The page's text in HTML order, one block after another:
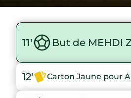
11' But de MEHDI
12' Carton Jaune pour